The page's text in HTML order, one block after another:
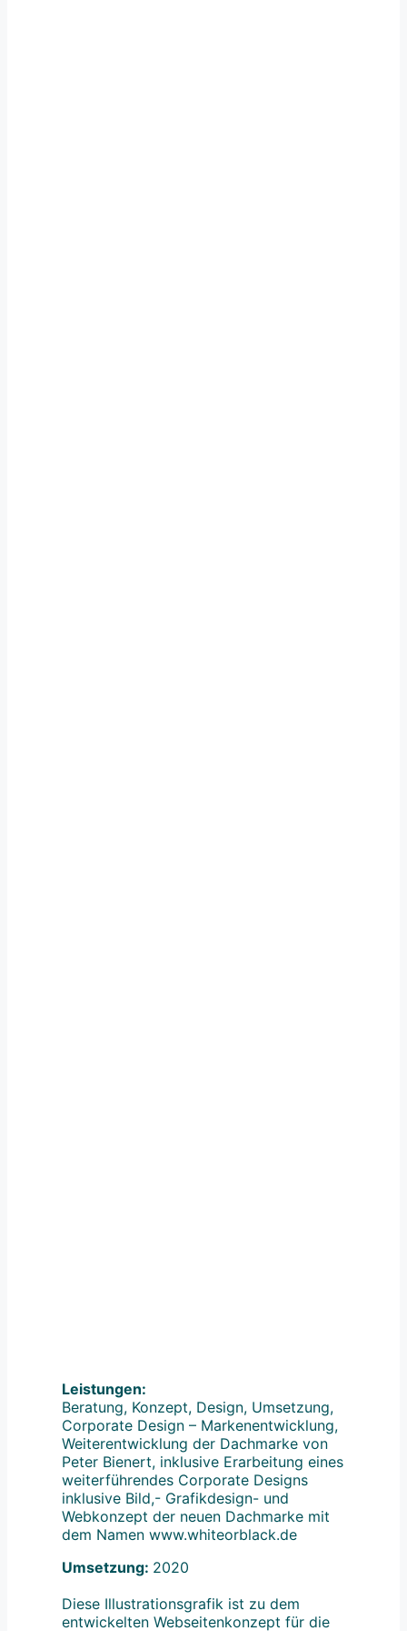
Leistungen:
Beratung, Konzept, Design, Umsetzung,
Corporate Design – Markenentwicklung,
Weiterentwicklung der Dachmarke von
Peter Bienert, inklusive Erarbeitung eines
weiterführendes Corporate Designs
inklusive Bild,- Grafikdesign- und
Webkonzept der neuen Dachmarke mit
dem Namen www.whiteorblack.de
Umsetzung: 2020
Diese Illustrationsgrafik ist zu dem
entwickelten Webseitenkonzept für die